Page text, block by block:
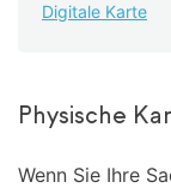
Digitale Karte
Physische
Wenn Sie Ihre